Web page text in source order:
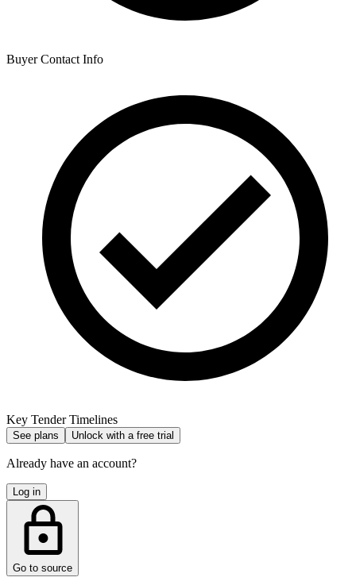
Buyer Contact Info
Key Tender Timelines
See plans Unlock with a free trial
Already have an account?
Log in
Go to source